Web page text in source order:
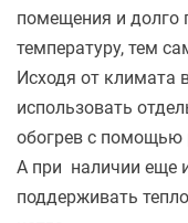
помещения и долго
температуру, тем
Исходя от климата
использовать
обогрев с помощью
А при наличии еще
поддерживать